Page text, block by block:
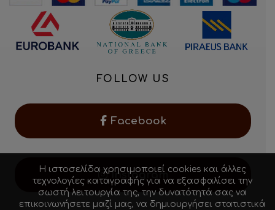
FOLLOW US
Facebook
Instagram
Η ιστοσελίδα χρησιμοποιεί cookies και άλλες
τεχνολογίες καταγραφής για να εξασφαλίσει την
σωστή λειτουργία της, την δυνατότητά σας να
επικοινωνήσετε μαζί μας, να δημιουργήσει στατιστικά